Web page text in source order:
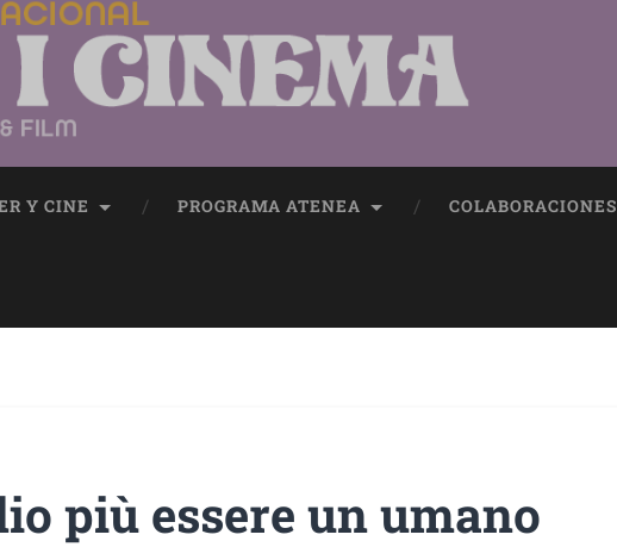
Y CINE PROGRAMA ATENEA COLABORACIONES
più essere un umano